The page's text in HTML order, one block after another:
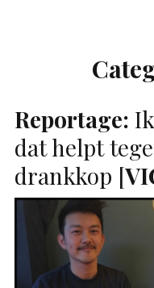
Reportage:
dat helpt
drankkop [